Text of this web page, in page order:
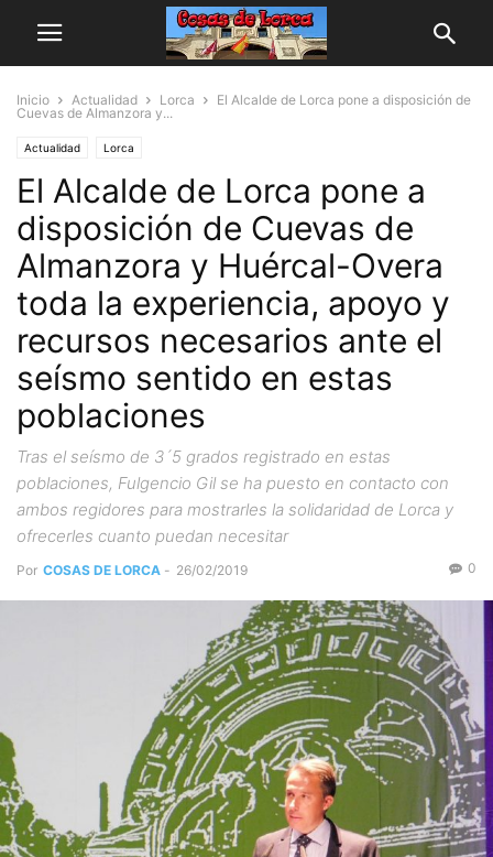
Inicio Actualidad Lorca
El Alcalde de Lorca pone a disposición de
Cuevas de Almanzora y...
Actualidad Lorca
El Alcalde de Lorca pone a
disposición de Cuevas de
Almanzora y Huércal-Overa
toda la experiencia, apoyo y
recursos necesarios ante el
seísmo sentido en estas
poblaciones
Tras el seísmo de 3´5 grados registrado en estas
poblaciones, Fulgencio Gil se ha puesto en contacto con
ambos regidores para mostrarles la solidaridad de Lorca y
ofrecerles cuanto puedan necesitar
Por COSAS DE LORCA - 26/02/2019 0